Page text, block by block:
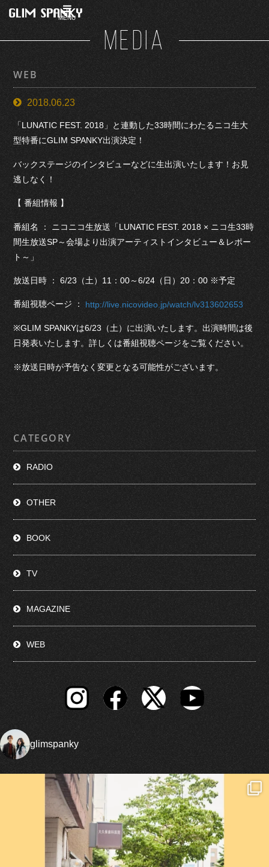
MENU
MEDIA
WEB
2018.06.23
「LUNATIC FEST. 2018」と連動した33時間にわたるニコ生大
型特番にGLIM SPANKY出演決定！
バックステージのインタビューなどに生出演いたします！お見
逃しなく！
【 番組情報 】
番組名 ： ニコニコ生放送「LUNATIC FEST. 2018 × ニコ生33時
間生放送SP～会場より出演アーティストインタビュー＆レポー
ト～」
放送日時 ： 6/23（土）11：00～6/24（日）20：00 ※予定
番組視聴ページ ： http://live.nicovideo.jp/watch/lv313602653
※GLIM SPANKYは6/23（土）に出演いたします。出演時間は後
日発表いたします。詳しくは番組視聴ページをご覧ください。
※放送日時が予告なく変更となる可能性がございます。
CATEGORY
RADIO
OTHER
BOOK
TV
MAGAZINE
WEB
glimspanky